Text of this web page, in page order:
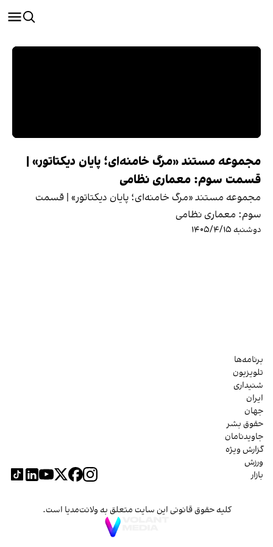
مجموعه مستند «مرگ خامنه‌ای؛ پایان دیکتاتور» |
قسمت سوم: معماری نظامی
مجموعه مستند «مرگ خامنه‌ای؛ پایان دیکتاتور» | قسمت
سوم: معماری نظامی
دوشنبه ۱۴۰۵/۴/۱۵
برنامه‌ها
تلویزیون
شنیداری
ایران
جهان
حقوق بشر
جاویدنامان
گزارش ویژه
ورزش
بازار
کلیه حقوق قانونی این سایت متعلق به ولانت‌مدیا است.